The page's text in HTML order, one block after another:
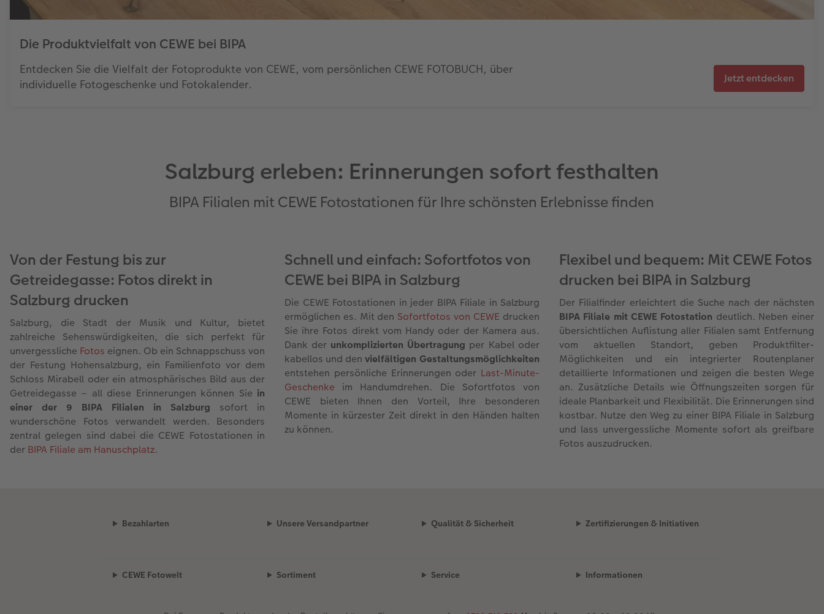
Die Produktvielfalt von CEWE bei BIPA
Entdecken Sie die Vielfalt der Fotoprodukte von CEWE, vom persönlichen CEWE FOTOBUCH, über
individuelle Fotogeschenke und Fotokalender.
Jetzt entdecken
Salzburg erleben: Erinnerungen sofort festhalten
BIPA Filialen mit CEWE Fotostationen für Ihre schönsten Erlebnisse finden
Von der Festung bis zur
Getreidegasse: Fotos direkt in
Salzburg drucken
Salzburg, die Stadt der Musik und Kultur, bietet
zahlreiche Sehenswürdigkeiten, die sich perfekt für
unvergessliche Fotos eignen. Ob ein Schnappschuss von
der Festung Hohensalzburg, ein Familienfoto vor dem
Schloss Mirabell oder ein atmosphärisches Bild aus der
Getreidegasse – all diese Erinnerungen können Sie in
einer der 9 BIPA Filialen in Salzburg sofort in
wunderschöne Fotos verwandelt werden. Besonders
zentral gelegen sind dabei die CEWE Fotostationen in
der BIPA Filiale am Hanuschplatz.
Schnell und einfach: Sofortfotos von
CEWE bei BIPA in Salzburg
Die CEWE Fotostationen in jeder BIPA Filiale in Salzburg
ermöglichen es. Mit den Sofortfotos von CEWE drucken
Sie ihre Fotos direkt vom Handy oder der Kamera aus.
Dank der unkomplizierten Übertragung per Kabel oder
kabellos und den vielfältigen Gestaltungsmöglichkeiten
entstehen persönliche Erinnerungen oder Last-Minute-
Geschenke im Handumdrehen. Die Sofortfotos von
CEWE bieten Ihnen den Vorteil, Ihre besonderen
Momente in kürzester Zeit direkt in den Händen halten
zu können.
Flexibel und bequem: Mit CEWE Fotos
drucken bei BIPA in Salzburg
Der Filialfinder erleichtert die Suche nach der nächsten
BIPA Filiale mit CEWE Fotostation deutlich. Neben einer
übersichtlichen Auflistung aller Filialen samt Entfernung
vom aktuellen Standort, geben Produktfilter-
Möglichkeiten und ein integrierter Routenplaner
detaillierte Informationen und zeigen die besten Wege
an. Zusätzliche Details wie Öffnungszeiten sorgen für
ideale Planbarkeit und Flexibilität. Die Erinnerungen sind
kostbar. Nutze den Weg zu einer BIPA Filiale in Salzburg
und lass unvergessliche Momente sofort als greifbare
Fotos auszudrucken.
Bezahlarten Unsere Versandpartner Qualität & Sicherheit Zertifizierungen & Initiativen
CEWE Fotowelt Sortiment Service Informationen